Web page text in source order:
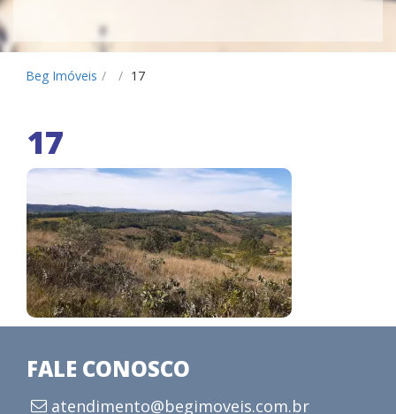
Beg Imóveis / / 17
17
FALE CONOSCO
atendimento@begimoveis.com.br